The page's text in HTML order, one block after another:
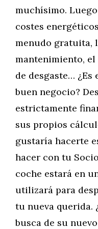
muchísimo.
costes
menudo gratuita,
mantenimiento, el
de desgaste… ¿Es
buen negocio?
estrictamente
sus propios
gustaría hacerte
hacer con tu
coche estará en
utilizará para
tu nueva querida.
busca de su